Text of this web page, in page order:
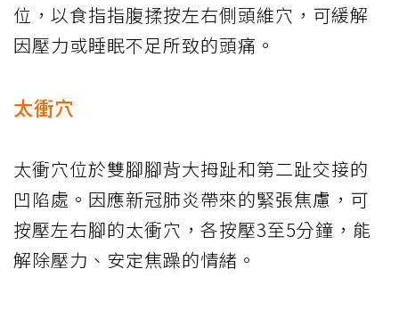
位，以食指指腹揉按左右側頭維穴，可緩解
因壓力或睡眠不足所致的頭痛。
太衝穴
太衝穴位於雙腳腳背大拇趾和第二趾交接的
凹陷處。因應新冠肺炎帶來的緊張焦慮，可
按壓左右腳的太衝穴，各按壓3至5分鐘，能
解除壓力、安定焦躁的情緒。